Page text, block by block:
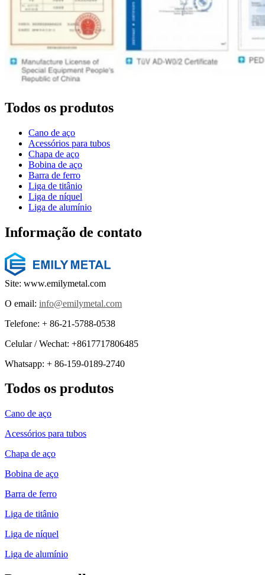
Todos os produtos
Cano de aço
Acessórios para tubos
Chapa de aço
Bobina de aço
Barra de ferro
Liga de titânio
Liga de níquel
Liga de alumínio
Informação de contato
Site: www.emilymetal.com
O email: info@emilymetal.com
Telefone: + 86-21-5788-0538
Celular / Wechat: +8617717806485
Whatsapp: + 86-159-0189-2740
Todos os produtos
Cano de aço
Acessórios para tubos
Chapa de aço
Bobina de aço
Barra de ferro
Liga de titânio
Liga de níquel
Liga de alumínio